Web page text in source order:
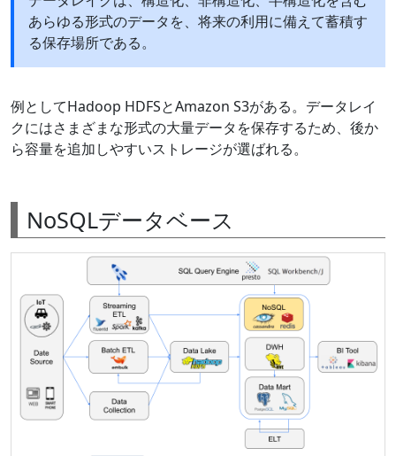
あらゆる形式のデータを、将来の利用に備えて蓄積す
る保存場所である。
例としてHadoop HDFSとAmazon S3がある。データレイ
クにはさまざまな形式の大量データを保存するため、後か
ら容量を追加しやすいストレージが選ばれる。
NoSQLデータベース